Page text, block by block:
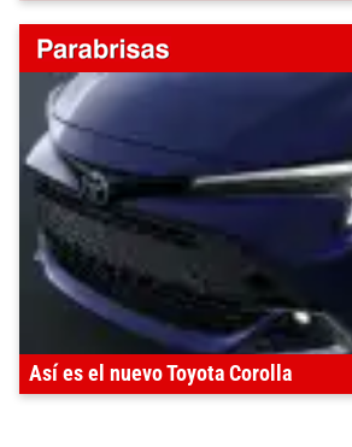
Así es el nuevo Toyota Corolla